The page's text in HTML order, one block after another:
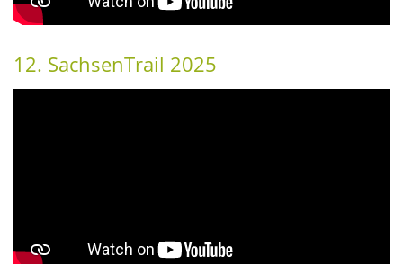
12. SachsenTrail 2025